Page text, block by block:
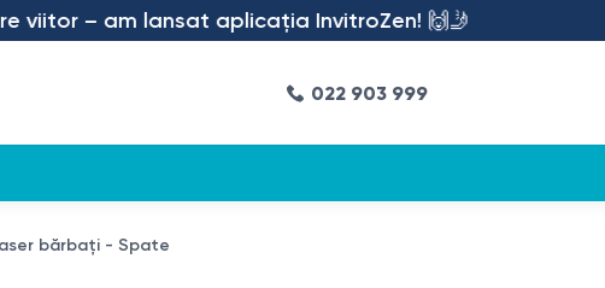
– am lansat aplicația InvitroZen! 🙌🤳
022 903 999
bărbați - Spate